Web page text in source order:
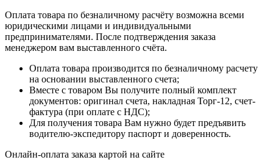
Оплата товара по безналичному расчёту возможна всеми
юридическими лицами и индивидуальными
предпринимателями. После подтверждения заказа
менеджером вам выставленного счёта.
Оплата товара производится по безналичному расчету
на основании выставленного счета;
Вместе с товаром Вы получите полный комплект
документов: оригинал счета, накладная Торг-12, счет-
фактура (при оплате с НДС);
Для получения товара Вам нужно будет предъявить
водителю-экспедитору паспорт и доверенность.
Онлайн-оплата заказа картой на сайте